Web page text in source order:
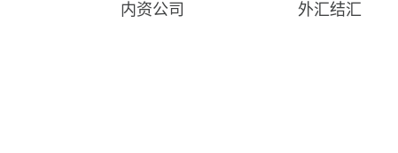
内资公司
外汇结汇